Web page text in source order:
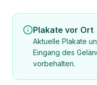
Plakate vor Ort
Aktuelle Plakate
Eingang des
vorbehalten.